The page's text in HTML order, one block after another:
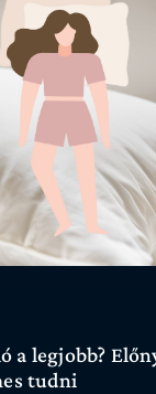
a legjobb?
tudni